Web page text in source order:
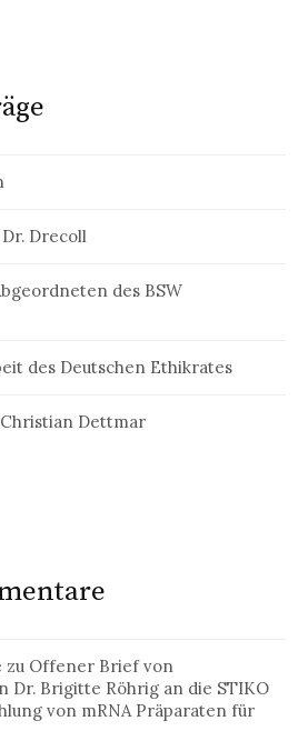
Drecoll
des BSW
des Deutschen Ethikrates
Dettmar
zu Offener Brief von
Dr. Brigitte Röhrig an die STIKO
von mRNA Präparaten für